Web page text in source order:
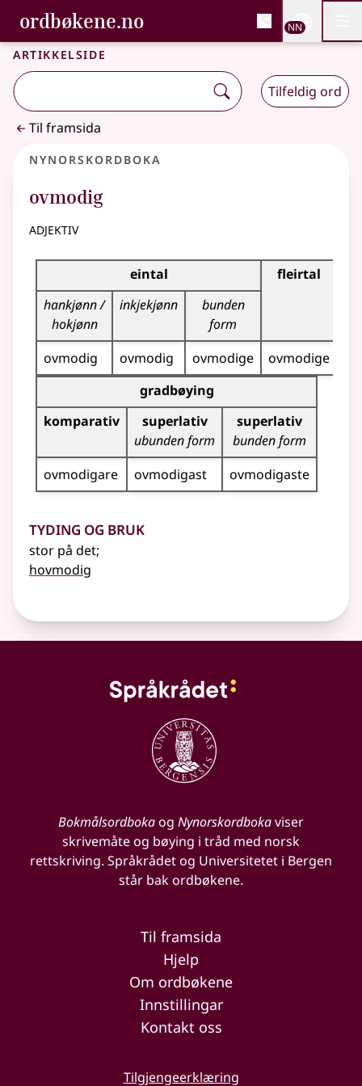
Gå til hovudinnhald
Tilgjenge
ordbøkene.no, Bokmålsordboka og
Bokmålsordboka og Nynorskordboka
NN
Artikkelside
Tilfeldig ord
Til framsida
Nynorskordboka
ovmodig
adjektiv
Bøyningstabell for dette adjektivet
eintal
fleirtal
hankjønn /
hokjønn
inkjekjønn
bunden
form
ovmodig
ovmodig ovmodige
ovmodige
Bøyningstabell for dette adjektivet (gradbøyning)
gradbøying
komparativ
superlativ
ubunden form
superlativ
bunden form
ovmodigare
ovmodigast ovmodigaste
Tyding og bruk
stor på det;
hovmodig
Bokmålsordbokaog Nynorskordbokaviser
skrivemåte og bøying i tråd med norsk
rettskriving. Språkrådet og Universitetet i Bergen
står bak ordbøkene.
Til framsida
Hjelp
Om ordbøkene
Innstillingar
Kontakt oss
Tilgjengeerklæring